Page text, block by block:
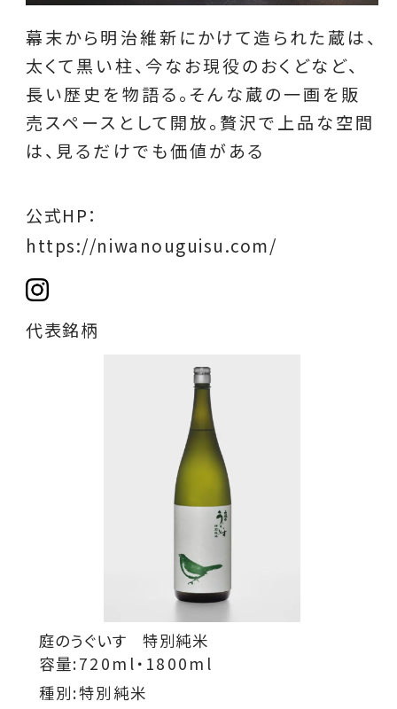
幕末から明治維新にかけて造られた蔵は、
太くて黒い柱、今なお現役のおくどなど、
長い歴史を物語る。そんな蔵の一画を販
売スペースとして開放。贅沢で上品な空間
は、見るだけでも価値がある
公式HP：
https://niwanouguisu.com/
代表銘柄
庭のうぐいす 特別純米
容量:720ml・1800ml
種別:特別純米